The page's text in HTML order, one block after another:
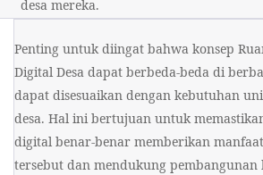
desa mereka.
Penting untuk diingat bahwa konsep
Digital Desa dapat berbeda-beda di
dapat disesuaikan dengan kebutuhan
desa. Hal ini bertujuan untuk
digital benar-benar memberikan
tersebut dan mendukung